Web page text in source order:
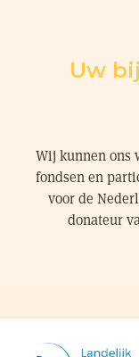
Uw
Wij kunnen ons
fondsen en
voor de
donateur